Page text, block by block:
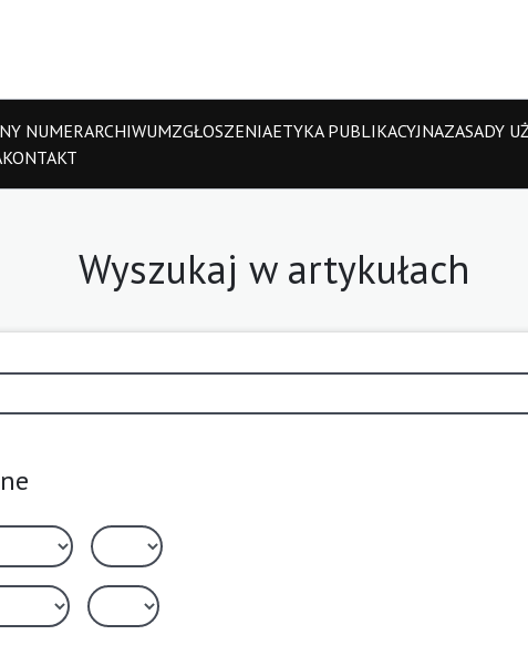
NUMERARCHIWUMZGŁOSZENIAETYKA PUBLIKACYJNAZASADY
KONTAKT
Wyszukaj w artykułach